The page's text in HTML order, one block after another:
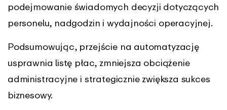
podejmowanie świadomych decyzji dotyczących
personelu, nadgodzin i wydajności operacyjnej.
Podsumowując, przejście na automatyzację
usprawnia listę płac, zmniejsza obciążenie
administracyjne i strategicznie zwiększa sukces
biznesowy.